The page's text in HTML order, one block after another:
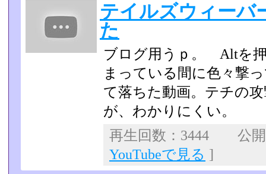
テイルズウィーバ
た
ブログ用うｐ。 Altを
まっている間に色々撃
て­落ちた動画。テチの
が、わかりにくい。
再生回数：3444 公
YouTubeで見る ]